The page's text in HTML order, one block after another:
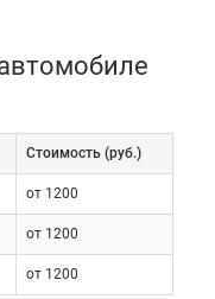
Cтоимость (руб.)
от 1200
от 1200
от 1200